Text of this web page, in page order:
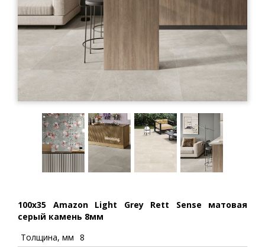
100x35 Amazon Light Grey Rett Sense матовая
серый камень 8мм
Толщина, мм 8